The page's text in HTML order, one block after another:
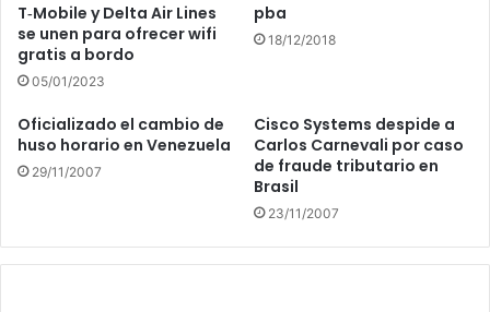
T‑Mobile y Delta Air Lines
se unen para ofrecer wifi
gratis a bordo
05/01/2023
pba
18/12/2018
Oficializado el cambio de
huso horario en Venezuela
29/11/2007
Cisco Systems despide a
Carlos Carnevali por caso
de fraude tributario en
Brasil
23/11/2007